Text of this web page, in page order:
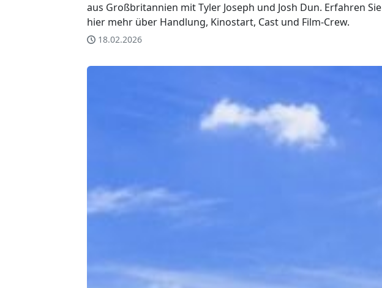
aus Großbritannien mit Tyler Joseph und Josh Dun. Erfahren Sie
hier mehr über Handlung, Kinostart, Cast und Film-Crew.
18.02.2026